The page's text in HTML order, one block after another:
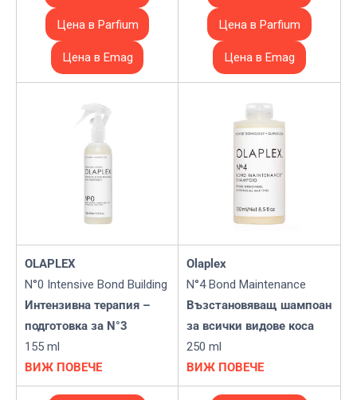
Цена в Parfium
Цена в Emag
Цена в Parfium
Цена в Emag
OLAPLEX
N°0 Intensive Bond Building
Интензивна терапия –
подготовка за N°3
155 ml
ВИЖ ПОВЕЧЕ
Olaplex
N°4 Bond Maintenance
Възстановяващ шампоан
за всички видове коса
250 ml
ВИЖ ПОВЕЧЕ